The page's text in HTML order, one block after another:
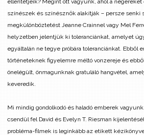
színészek és színésznők alakítják – persze senki
megkülönböztetést Jeanne Crainnel vagy Mel
helyzetben jelentjük ki toleranciánkat, amelyet
egyáltalán ne tegye próbára toleranciánkat. Ebből
történeteknek figyelemre méltó vonzereje és
önelégült, önmagunknak gratuláló hangvétel,
keveredik.
Mi mindig gondolkodó és haladó emberek
csendül fel David és Evelyn T. Riesman
probléma-filmek is leginkább az etikett